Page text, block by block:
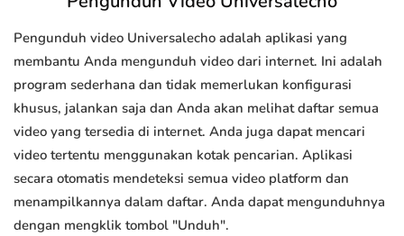
Pengunduh video Universalecho adalah aplikasi yang
membantu Anda mengunduh video dari internet. Ini adalah
program sederhana dan tidak memerlukan konfigurasi
khusus, jalankan saja dan Anda akan melihat daftar semua
video yang tersedia di internet. Anda juga dapat mencari
video tertentu menggunakan kotak pencarian. Aplikasi
secara otomatis mendeteksi semua video platform dan
menampilkannya dalam daftar. Anda dapat mengunduhnya
dengan mengklik tombol "Unduh".